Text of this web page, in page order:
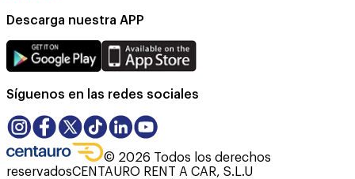
Descarga nuestra APP
Síguenos en las redes sociales
© 2026 Todos los derechos
reservadosCENTAURO RENT A CAR, S.L.U